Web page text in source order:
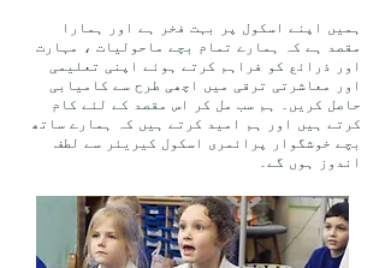
ہمیں اپنے اسکول پر بہت فخر ہے اور ہمارا
مقصد ہے کہ ہمارے تمام بچے ماحولیات ، مہارت
اور ذرائع کو فراہم کرتے ہوئے اپنی تعلیمی
اور معاشرتی ترقی میں اچھی طرح سے کامیابی
حاصل کریں۔ ہم سب مل کر اس مقصد کے لئے کام
کرتے ہیں اور ہم امید کرتے ہیں کہ ہمارے ساتھ
بچے خوشگوار پرائمری اسکول کیریئر سے لطف
اندوز ہوں گے۔